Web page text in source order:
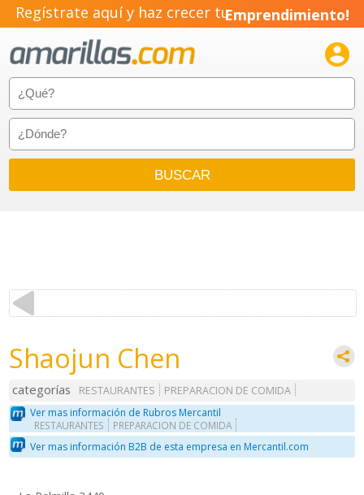
Regístrate aquí y haz crecer tuEmprendimiento!

Shaojun Chen
categorías RESTAURANTES
PREPARACION DE COMIDA
Ver mas información de Rubros Mercantil
RESTAURANTES PREPARACION DE COMIDA
Ver mas información B2B de esta empresa en Mercantil.com